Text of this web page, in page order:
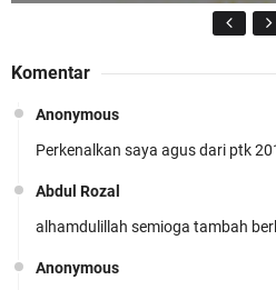
KMNU Unila Kembali
!!
Komentar
Anonymous
Perkenalkan saya agus dari ptk
Abdul Rozal
alhamdulillah semioga tambah
Anonymous